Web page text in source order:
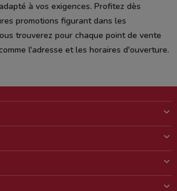
à vos exigences. Profitez dès
promotions figurant dans les
trouverez pour chaque point de vente
l'adresse et les horaires d'ouverture.
marketing